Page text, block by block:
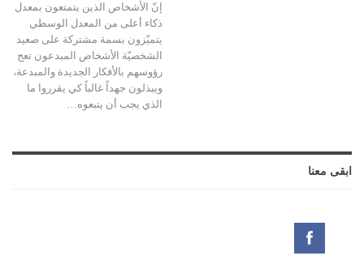
إنّ الأشخاص الذين يتمتعون بمعدل
ذكاء أعلى من المعدل الوسطي
يتميّزون بسمة مشتركة على صعيد
الشخصيّة الأشخاص المبدعون تعج
رؤوسهم بالأفكار الجديدة والمبدعة،
ويبذلون جهداً غالباً كي يقرروا ما
الذي يجب أن يتبعوه…
ابقى معنا